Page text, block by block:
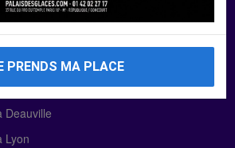
cacher
Paris
Deauville
Lyon
PRENDS MA PLACE